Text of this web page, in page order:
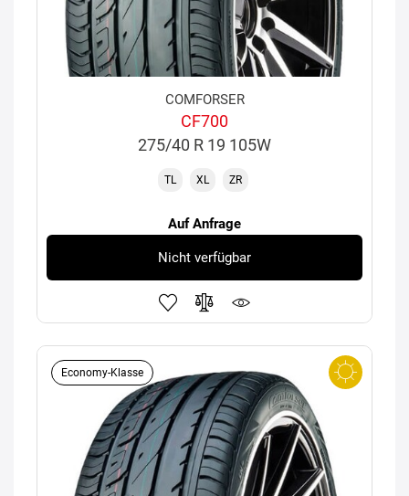
COMFORSER
CF700
275/40 R 19 105W
TL XL ZR
Auf Anfrage
Nicht verfügbar
Economy-Klasse